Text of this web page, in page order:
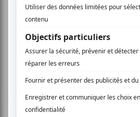
www.myspace.com/janicworld
AUCUN COMMENTAIRE